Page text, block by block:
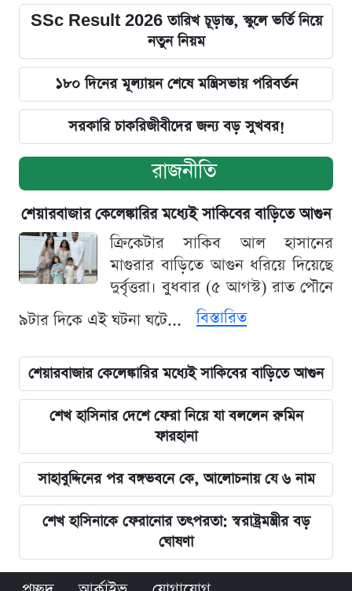
SSc Result 2026 তারিখ চূড়ান্ত, স্কুলে ভর্তি নিয়ে
নতুন নিয়ম
১৮০ দিনের মূল্যায়ন শেষে মন্ত্রিসভায় পরিবর্তন
সরকারি চাকরিজীবীদের জন্য বড় সুখবর!
রাজনীতি
শেয়ারবাজার কেলেঙ্কারির মধ্যেই সাকিবের বাড়িতে আগুন
ক্রিকেটার সাকিব আল হাসানের
মাগুরার বাড়িতে আগুন ধরিয়ে দিয়েছে
দুর্বৃত্তরা। বুধবার (৫ আগস্ট) রাত পৌনে
৯টার দিকে এই ঘটনা ঘটে...
বিস্তারিত
শেয়ারবাজার কেলেঙ্কারির মধ্যেই সাকিবের বাড়িতে আগুন
শেখ হাসিনার দেশে ফেরা নিয়ে যা বললেন রুমিন
ফারহানা
সাহাবুদ্দিনের পর বঙ্গভবনে কে, আলোচনায় যে ৬ নাম
শেখ হাসিনাকে ফেরানোর তৎপরতা: স্বরাষ্ট্রমন্ত্রীর বড়
ঘোষণা